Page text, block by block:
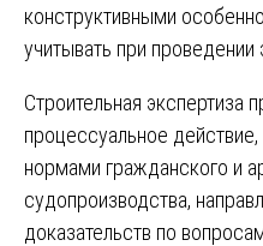
конструктивными
учитывать при проведении
Строительная экспертиза
процессуальное
нормами гражданского и
судопроизводства,
доказательств по